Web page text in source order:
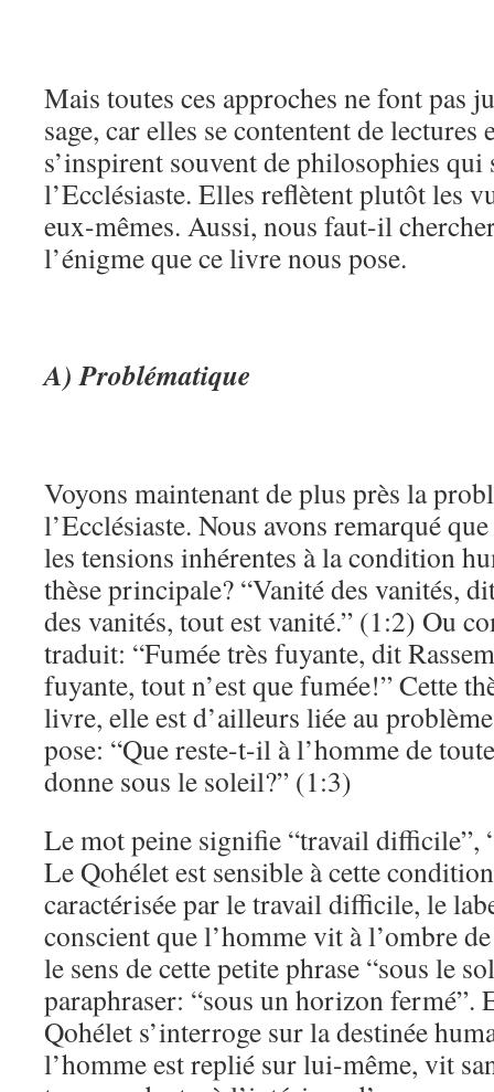
Mais toutes ces approches ne font pas
sage, car elles se contentent de lectures
s’inspirent souvent de philosophies qui
l’Ecclésiaste. Elles reflètent plutôt les
eux-mêmes. Aussi, nous faut-il
l’énigme que ce livre nous pose.
A) Problématique
Voyons maintenant de plus près la
l’Ecclésiaste. Nous avons remarqué
les tensions inhérentes à la condition
thèse principale? “Vanité des vanités,
des vanités, tout est vanité.” (1:2) Ou
traduit: “Fumée très fuyante, dit
fuyante, tout n’est que fumée!” Cette
livre, elle est d’ailleurs liée au
pose: “Que reste-t-il à l’homme de
donne sous le soleil?” (1:3)
Le mot peine signifie “travail difficile”,
Le Qohélet est sensible à cette
caractérisée par le travail difficile, le
conscient que l’homme vit à l’ombre
le sens de cette petite phrase “sous le
paraphraser: “sous un horizon fermé”.
Qohélet s’interroge sur la destinée
l’homme est replié sur lui-même, vit